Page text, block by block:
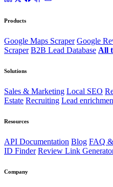
Products
Google Maps Scraper Google
Scraper B2B Lead Database All
Solutions
Sales & Marketing Local SEO
Estate Recruiting Lead
Resources
API Documentation Blog FAQ
ID Finder Review Link
Company